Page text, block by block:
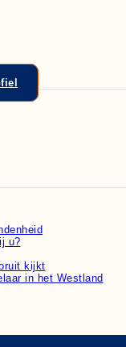
u?
kijkt
in het Westland